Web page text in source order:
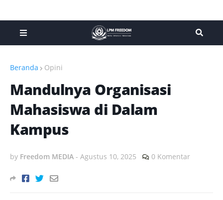
Beranda Opini
Mandulnya Organisasi
Mahasiswa di Dalam
Kampus
by Freedom MEDIA - Agustus 10, 2025 0 Komentar